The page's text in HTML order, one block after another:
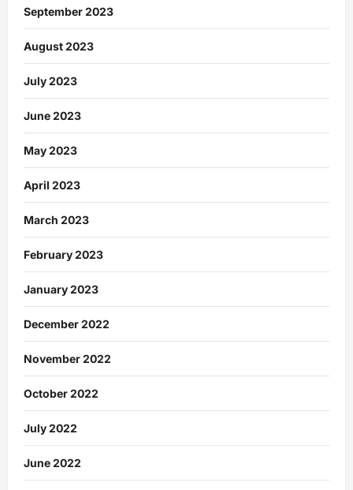
September 2023
August 2023
July 2023
June 2023
May 2023
April 2023
March 2023
February 2023
January 2023
December 2022
November 2022
October 2022
July 2022
June 2022